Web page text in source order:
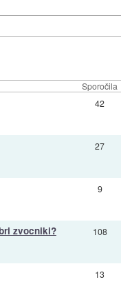
Sporočila
42
27
9
zvocniki? 108
13